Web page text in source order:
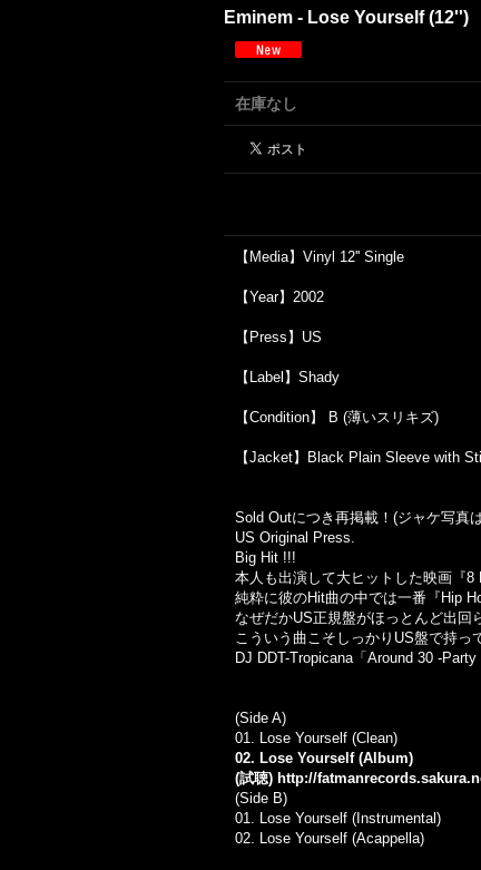
Eminem - Lose Yourself (12'')
在庫なし
【Media】Vinyl 12'' Single
【Year】2002
【Press】US
【Label】Shady
【Condition】 B (薄いスリキズ)
【Jacket】Black Plain Sleeve with
Sold Outにつき再掲載！(ジャケ写真
US Original Press.
Big Hit !!!
本人も出演して大ヒットした映画『8
純粋に彼のHit曲の中では一番『Hip
なぜだかUS正規盤がほっとんど出回
こういう曲こそしっかりUS盤で持っ
DJ DDT-Tropicana「Around 30 -Party
(Side A)
01. Lose Yourself (Clean)
02. Lose Yourself (Album)
(試聴) http://
(Side B)
01. Lose Yourself (Instrumental)
02. Lose Yourself (Acappella)